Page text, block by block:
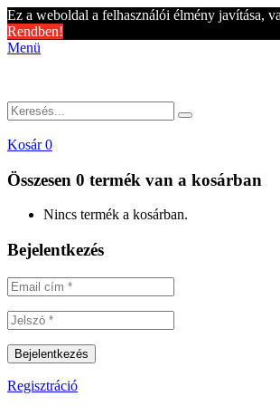
Ez a weboldal a felhasználói élmény javítása,
Rendben!
Menü
Kosár 0
Összesen 0 termék van a kosárban
Nincs termék a kosárban.
Bejelentkezés
Regisztráció